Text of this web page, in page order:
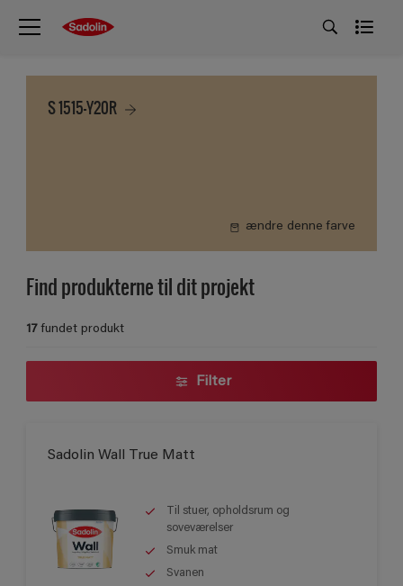
S 1515-Y20R
ændre denne farve
Find produkterne til dit projekt
17fundet produkt
Filter
Sadolin Wall True Matt
Til stuer, opholdsrum og
soveværelser
Smuk mat
Svanen